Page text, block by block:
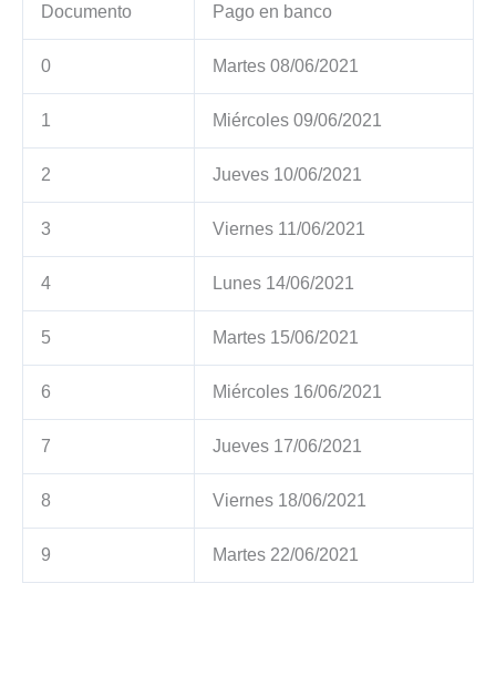
Documento Pago en banco
0 Martes 08/06/2021
1 Miércoles 09/06/2021
2 Jueves 10/06/2021
3 Viernes 11/06/2021
4 Lunes 14/06/2021
5 Martes 15/06/2021
6 Miércoles 16/06/2021
7 Jueves 17/06/2021
8 Viernes 18/06/2021
9 Martes 22/06/2021